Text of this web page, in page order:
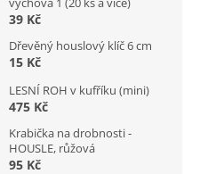
39 Kč
Dřevěný houslový klíč 6 cm
15 Kč
LESNÍ ROH v kufříku (mini)
475 Kč
Krabička na drobnosti -
HOUSLE, růžová
95 Kč